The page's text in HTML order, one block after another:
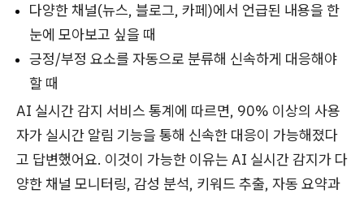
다양한 채널(뉴스, 블로그, 카페)에서 언급된 내용을 한
눈에 모아보고 싶을 때
긍정/부정 요소를 자동으로 분류해 신속하게 대응해야
할 때
AI 실시간 감지 서비스 통계에 따르면, 90% 이상의 사용
자가 실시간 알림 기능을 통해 신속한 대응이 가능해졌다
고 답변했어요. 이것이 가능한 이유는 AI 실시간 감지가 다
양한 채널 모니터링, 감성 분석, 키워드 추출, 자동 요약과